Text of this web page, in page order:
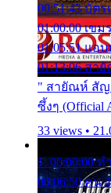
00:51:43 บัต
01:00:00 เข
01:05:51 แอ
01:13:06 สา
" สายัณห์ สัญ
ซึ้งๆ (Official
33 views •
1. 00:00:00
00:06:50 คน